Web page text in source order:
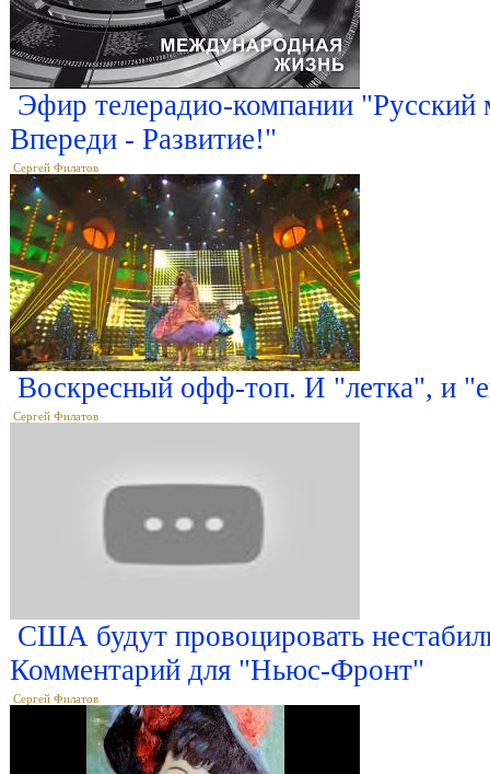
Эфир телерадио-компании "Русский
Впереди - Развитие!"
Сергей Филатов
Воскреcный офф-топ. И "летка", и
Сергей Филатов
США будут провоцировать
Комментарий для "Ньюс-Фронт"
Сергей Филатов